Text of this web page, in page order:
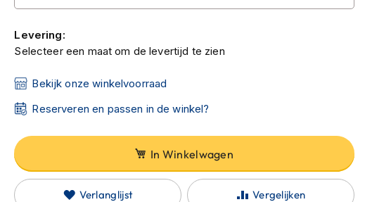
Levering:
Selecteer een maat om de levertijd te zien
Bekijk onze winkelvoorraad
Reserveren en passen in de winkel?
In Winkelwagen
Verlanglijst Vergelijken